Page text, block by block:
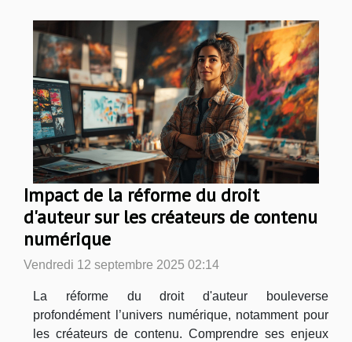
Impact de la réforme du droit
d'auteur sur les créateurs de contenu
numérique
Vendredi 12 septembre 2025 02:14
La réforme du droit d'auteur bouleverse
profondément l’univers numérique, notamment pour
les créateurs de contenu. Comprendre ses enjeux